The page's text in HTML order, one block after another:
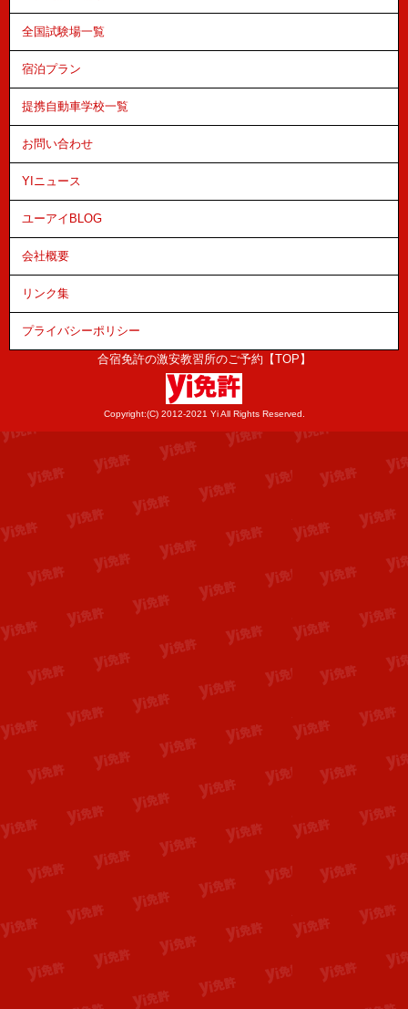
全国試験場一覧
宿泊プラン
提携自動車学校一覧
お問い合わせ
YIニュース
ユーアイBLOG
会社概要
リンク集
プライバシーポリシー
合宿免許の激安教習所のご予約【TOP】
Copyright:(C) 2012-2021 Yi All Rights Reserved.